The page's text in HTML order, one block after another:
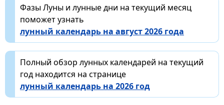
Фазы Луны и лунные дни на текущий месяц
поможет узнать
лунный календарь на август 2026 года
Полный обзор лунных календарей на текущий
год находится на странице
лунный календарь на 2026 год